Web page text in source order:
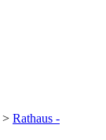
> Rathaus -